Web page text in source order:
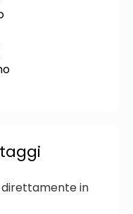
direttamente in